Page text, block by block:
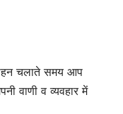
चलाते समय आप
वाणी व व्यवहार में